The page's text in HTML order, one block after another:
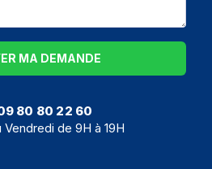
MA DEMANDE
80 80 22 60
Vendredi de 9H à 19H